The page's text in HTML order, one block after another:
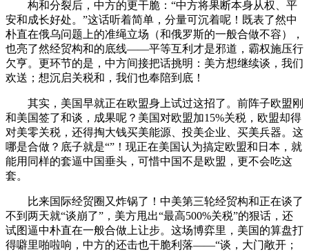
构和分裂后，中方的更干脆：“中方将果断本身从权、平
安和成长好处。”这话听着简单，分量可沉着呢！既表了然中
朴直在俄乌问题上的准绳立场（和俄罗斯的一般合做不容），
也亮了然经贸构和的底线——平等互利才是邪道，霸权施压行
欠亨。更环节的是，中方间接把话挑明：美方想继续谈，我们
欢送；想沉启关税和，我们也奉陪到底！
其实，美国早就正在欧盟身上试过这招了。前阵子欧盟刚
和美国签了和谈，成果呢？美国对欧盟加15%关税，欧盟却得
对美零关税，还得掏大钱买美能源、投美企业、买美兵器。这
哪是合做？底子就是“”！现正在美国认为搞定欧盟和日本，就
能用同样的套逼中国垂头，可惜中国不是欧盟，更不会吃这
套。
比来国际经贸圈又炸锅了！中美第三轮经贸构和正在谈了
不到两天就“谈崩了”，美方甩出“最高500%关税”的狠话，还
试图逼中朴直在一般合做上让步。这场博弈里，美国的算盘打
得噼里啪啦响，中方的还击也干脆利落——“谈，大门敞开；